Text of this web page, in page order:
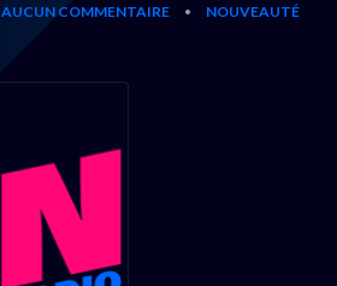
AUCUN COMMENTAIRE •
NOUVEAUTÉ